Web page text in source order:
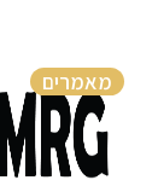
מאמרים